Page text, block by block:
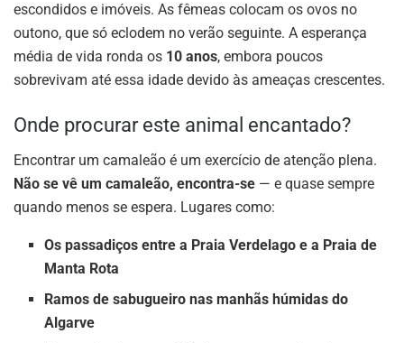
escondidos e imóveis. As fêmeas colocam os ovos no
outono, que só eclodem no verão seguinte. A esperança
média de vida ronda os 10 anos, embora poucos
sobrevivam até essa idade devido às ameaças crescentes.
Onde procurar este animal encantado?
Encontrar um camaleão é um exercício de atenção plena.
Não se vê um camaleão, encontra-se — e quase sempre
quando menos se espera. Lugares como:
Os passadiços entre a Praia Verdelago e a Praia de
Manta Rota
Ramos de sabugueiro nas manhãs húmidas do
Algarve